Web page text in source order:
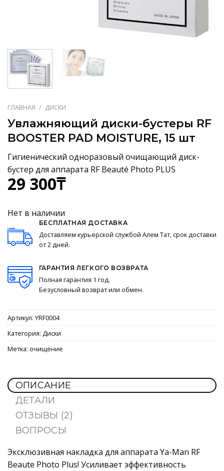
ГЛАВНАЯ / ДИСКИ
Увлажняющий диски-бустеры RF
BOOSTER PAD MOISTURE, 15 шт
Гигиенический одноразовый очищающий диск-
бустер для аппарата RF Beauté Photo PLUS
29 300₸
Нет в наличии
БЕСПЛАТНАЯ ДОСТАВКА
Доставляем курьерской службой Алем Тат, срок доставки
от 2 дней.
ГАРАНТИЯ ЛЕГКОГО ВОЗВРАТА
Полная гарантия 1 год.
Безусловный возврат или обмен.
Артикул: YRF0004
Категория: Диски
Метка: очищение
ОПИСАНИЕ
ДЕТАЛИ
ОТЗЫВЫ (2)
ВОПРОСЫ
Эксклюзивная накладка для аппарата Ya-Man RF
Beaute Photo Plus! Усиливает эффективность